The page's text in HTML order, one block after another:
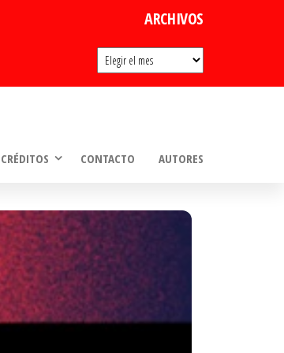
ARCHIVOS
Archivos
CRÉDITOS CONTACTO AUTORES